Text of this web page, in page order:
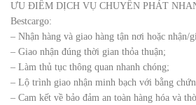
ƯU ĐIỂM DỊCH VỤ CHUYỂN PHÁT
Bestcargo:
– Nhận hàng và giao hàng tận nơi hoặc nhận/
– Giao nhận đúng thời gian thỏa thuận;
– Làm thủ tục thông quan nhanh chóng;
– Lộ trình giao nhận minh bạch với bằng
– Cam kết về bảo đảm an toàn hàng hóa và